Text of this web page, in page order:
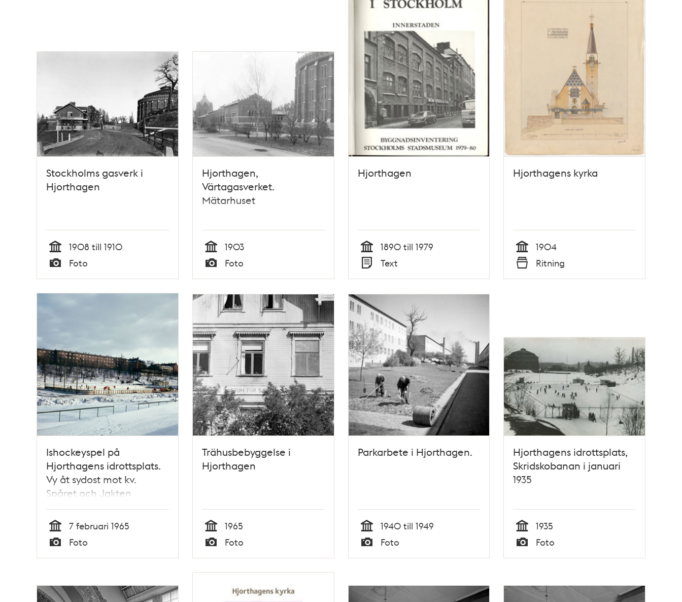
Stockholms gasverk i
Hjorthagen
Tid
1908 till 1910
Typ
Foto
Hjorthagen,
Värtagasverket.
Mätarhuset
Tid
1903
Typ
Foto
Hjorthagen
Tid
1890 till 1979
Typ
Text
Hjorthagens kyrka
Tid
1904
Typ
Ritning
Ishockeyspel på
Hjorthagens idrottsplats.
Vy åt sydost mot kv.
Spåret och Jakten
Tid
7 februari 1965
Typ
Foto
Trähusbebyggelse i
Hjorthagen
Tid
1965
Typ
Foto
Parkarbete i Hjorthagen.
Tid
1940 till 1949
Typ
Foto
Hjorthagens idrottsplats,
Skridskobanan i januari
1935
Tid
1935
Typ
Foto